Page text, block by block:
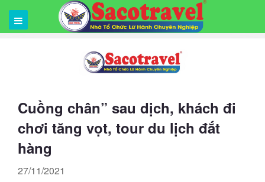
Cuồng chân” sau dịch, khách đi
chơi tăng vọt, tour du lịch đắt
hàng
27/11/2021